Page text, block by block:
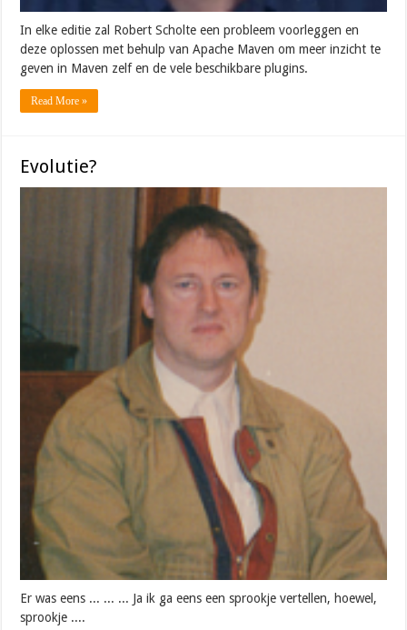
In elke editie zal Robert Scholte een probleem voorleggen en
deze oplossen met behulp van Apache Maven om meer inzicht te
geven in Maven zelf en de vele beschikbare plugins.
Read More »
Evolutie?
Er was eens ... ... ... Ja ik ga eens een sprookje vertellen, hoewel,
sprookje ....